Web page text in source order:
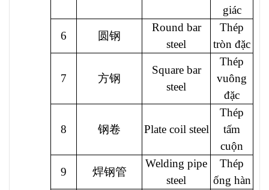
giác
6 圆钢
Round bar
steel
Thép
tròn đặc
7 方钢
Square bar
steel
Thép
vuông
đặc
8 钢卷 Plate coil steel
Thép
tấm
cuộn
9 焊钢管
Welding pipe
steel
Thép
ống hàn